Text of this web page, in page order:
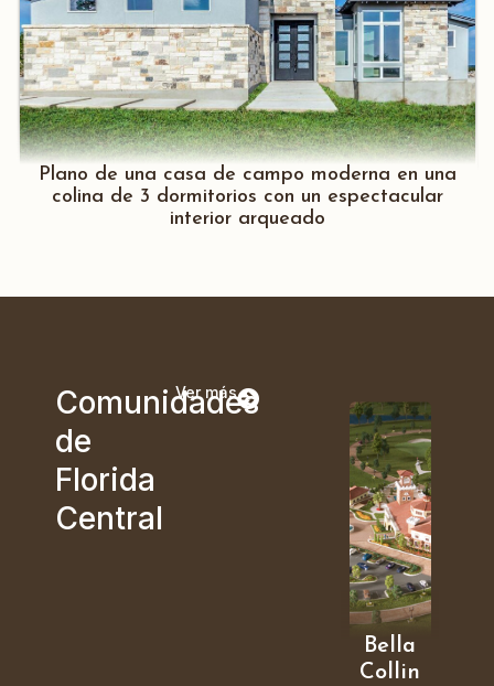
Plano de una casa de campo moderna en una
colina de 3 dormitorios con un espectacular
interior arqueado
Comunidades
de
Florida
Central
Ver más
Bella
Collin